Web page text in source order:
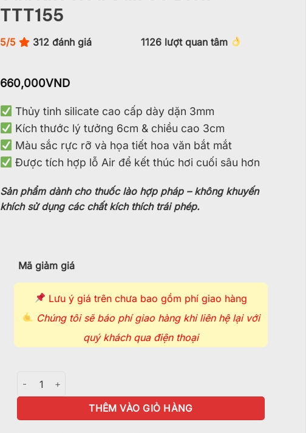
TTT155
5/5 312 đánh giá 1126 lượt quan tâm
660,000VND
Thủy tinh silicate cao cấp dày dặn 3mm
Kích thước lý tưởng 6cm & chiều cao 3cm
Màu sắc rực rỡ và họa tiết hoa văn bắt mắt
Được tích hợp lỗ Air để kết thúc hơi cuối sâu hơn
Sản phẩm dành cho thuốc lào hợp pháp – không khuyến
khích sử dụng các chất kích thích trái phép.
Mã giảm giá
Lưu ý giá trên chưa bao gồm phí giao hàng
Chúng tôi sẽ báo phí giao hàng khi liên hệ lại với
quý khách qua điện thoại
Tẩu Khô Hoa Văn Cổ Điển - TTT155 số lượng
THÊM VÀO GIỎ HÀNG